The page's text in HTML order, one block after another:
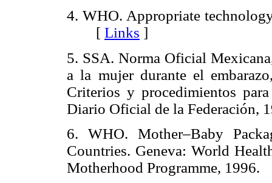
4. WHO. Appropriate
[ Links ]
5. SSA. Norma Oficial
a la mujer durante el
Criterios y procedimientos
Diario Oficial de la
6. WHO. Mother–Baby
Countries. Geneva: World
Motherhood Programme,